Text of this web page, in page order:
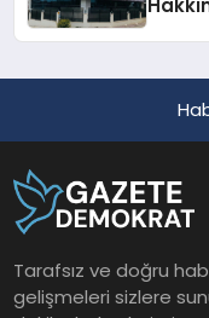
Tarafsız ve doğru
gelişmeleri sizlere